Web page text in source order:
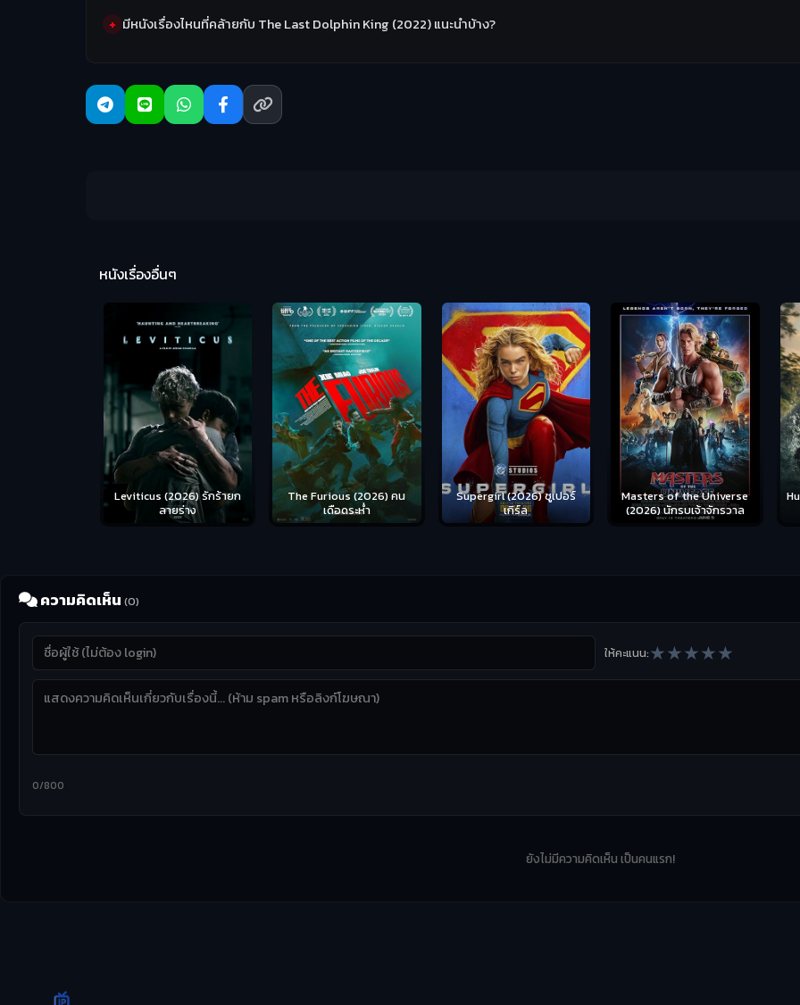
มีหนังเรื่องไหนที่คล้ายกับ The Last Dolphin King (2022) แนะนำบ้าง?
หนังเรื่องอื่นๆ
Leviticus (2026) รักร้ายก
ลายร่าง
The Furious (2026) คน
เดือดระห่ำ
Supergirl (2026) ซูเปอร์
เกิร์ล
Masters of the Universe
(2026) นักรบเจ้าจักรวาล
ความคิดเห็น (0)
ให้คะแนน:★★★★★
0/800
ยังไม่มีความคิดเห็น เป็นคนแรก!